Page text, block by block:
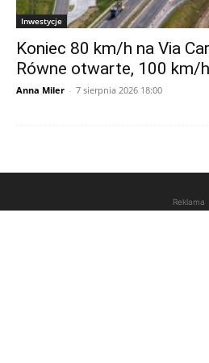
Inwestycje
Koniec 80 km/h na Via
Równe otwarte, 100 km/
Anna Miler - 7 sierpnia 2026 18:00
Reklama